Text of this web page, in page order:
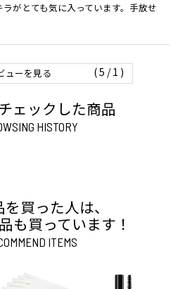
1
がとても気に入っています。手放せ
ューを見る
ェックした商品
HISTORY
買った人は、
も買っています！
ITEMS